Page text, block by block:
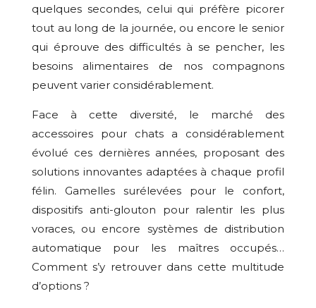
quelques secondes, celui qui préfère picorer
tout au long de la journée, ou encore le senior
qui éprouve des difficultés à se pencher, les
besoins alimentaires de nos compagnons
peuvent varier considérablement.
Face à cette diversité, le marché des
accessoires pour chats a considérablement
évolué ces dernières années, proposant des
solutions innovantes adaptées à chaque profil
félin. Gamelles surélevées pour le confort,
dispositifs anti-glouton pour ralentir les plus
voraces, ou encore systèmes de distribution
automatique pour les maîtres occupés…
Comment s’y retrouver dans cette multitude
d’options ?